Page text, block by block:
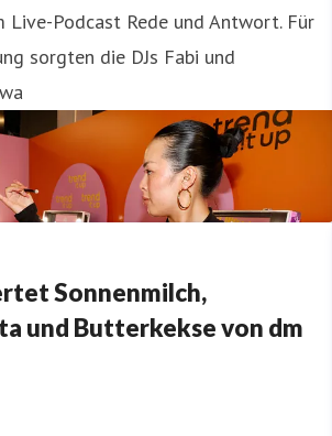
Live-Podcast Rede und Antwort. Für
sorgten die DJs Fabi und
Sonnenmilch,
und Butterkekse von dm